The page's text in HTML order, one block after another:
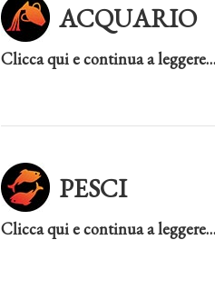
ACQUARIO
Clicca qui e continua a leggere…
PESCI
Clicca qui e continua a leggere…